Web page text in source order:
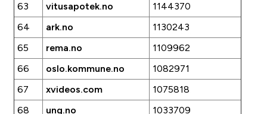
63
vitusapotek.no
1144370
64
ark.no
1130243
65
rema.no
1109962
66
oslo.kommune.no
1082971
67
xvideos.com
1075818
68
ung.no
1033709